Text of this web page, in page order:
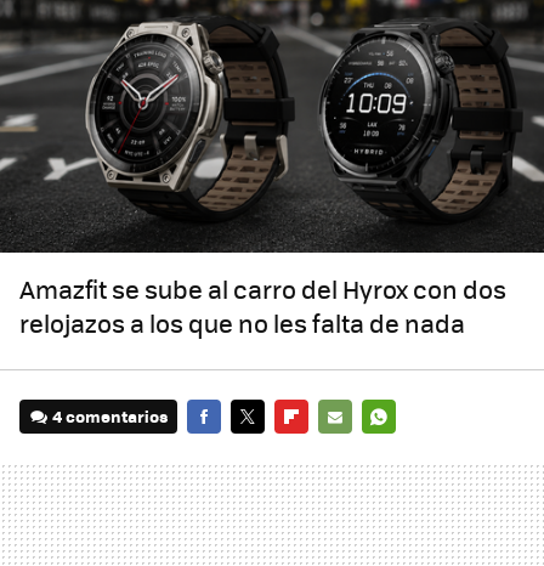
Amazfit se sube al carro del Hyrox con dos
relojazos a los que no les falta de nada
4 comentarios
MAIL